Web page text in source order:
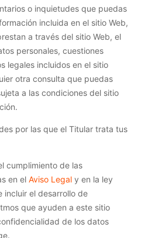
o inquietudes que puedas
incluida en el sitio Web,
a través del sitio Web, el
personales, cuestiones
legales incluidos en el sitio
otra consulta que puedas
a las condiciones del sitio
por las que el Titular trata tus
de las
en el Aviso Legal y en la ley
incluir el desarrollo de
que ayuden a este sitio
de los datos